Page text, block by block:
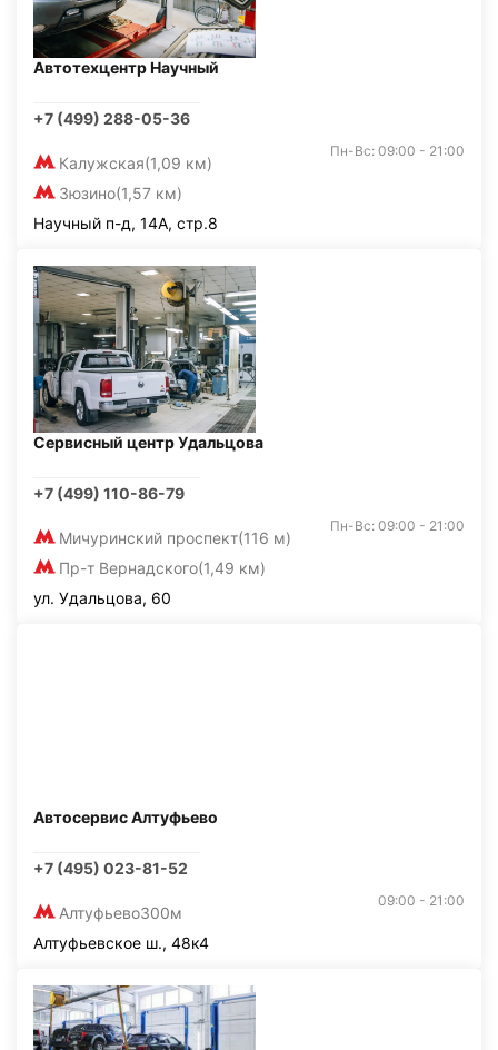
Автотехцентр Научный
+7 (499) 288-05-36
Калужская(1,09 км)
Зюзино(1,57 км)
Пн-Вс: 09:00 - 21:00
Научный п-д, 14А, стр.8
Сервисный центр Удальцова
+7 (499) 110-86-79
Мичуринский проспект(116 м)
Пр-т Вернадского(1,49 км)
Пн-Вс: 09:00 - 21:00
ул. Удальцова, 60
Автосервис Алтуфьево
+7 (495) 023-81-52
Алтуфьево300м
09:00 - 21:00
Алтуфьевское ш., 48к4